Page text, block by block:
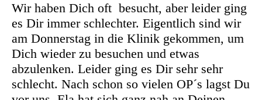
Wir haben Dich oft besucht, aber leider ging
es Dir immer schlechter. Eigentlich sind wir
am Donnerstag in die Klinik gekommen, um
Dich wieder zu besuchen und etwas
abzulenken. Leider ging es Dir sehr sehr
schlecht. Nach schon so vielen OP´s lagst Du